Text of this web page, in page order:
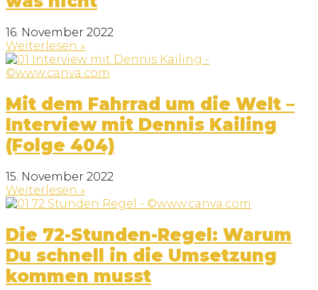
16. November 2022
Weiterlesen »
Mit dem Fahrrad um die Welt –
Interview mit Dennis Kailing
(Folge 404)
15. November 2022
Weiterlesen »
Die 72-Stunden-Regel: Warum
Du schnell in die Umsetzung
kommen musst